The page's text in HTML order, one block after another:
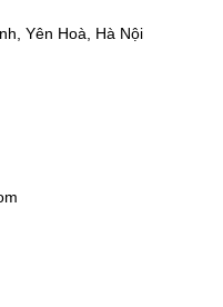
Yên Hoà, Hà Nội